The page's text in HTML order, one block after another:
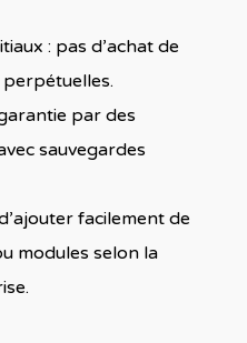
: pas d’achat de
perpétuelles.
par des
sauvegardes
facilement de
modules selon la